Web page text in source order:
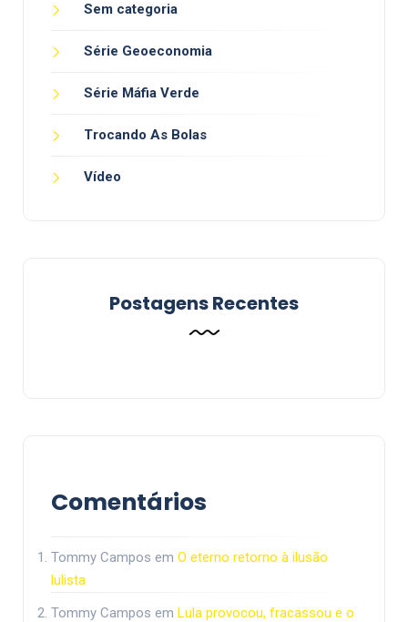
Sem categoria
Série Geoeconomia
Série Máfia Verde
Trocando As Bolas
Vídeo
Postagens Recentes
Comentários
Tommy Campos em O eterno retorno à ilusão
lulista
Tommy Campos em Lula provocou, fracassou e o